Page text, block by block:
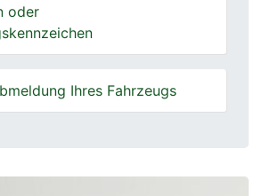
oder
Ihres Fahrzeugs